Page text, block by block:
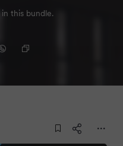
this bundle.